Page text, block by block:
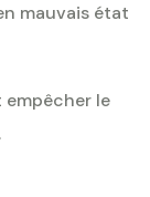
mauvais état
le